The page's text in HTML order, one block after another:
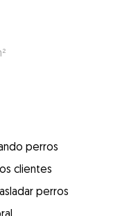
perros
clientes
perros